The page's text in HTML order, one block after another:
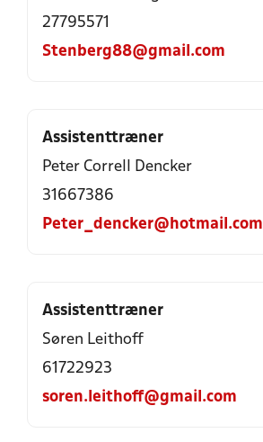
27795571
Stenberg88@gmail.com
Assistenttræner
Peter Correll Dencker
31667386
Peter_dencker@hotmail.com
Assistenttræner
Søren Leithoff
61722923
soren.leithoff@gmail.com